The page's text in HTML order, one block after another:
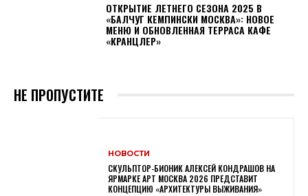
ОТКРЫТИЕ ЛЕТНЕГО СЕЗОНА 2025 В
«БАЛЧУГ КЕМПИНСКИ МОСКВА»: НОВОЕ
МЕНЮ И ОБНОВЛЕННАЯ ТЕРРАСА КАФЕ
«КРАНЦЛЕР»
НЕ ПРОПУСТИТЕ
НОВОСТИ
СКУЛЬПТОР-БИОНИК АЛЕКСЕЙ КОНДРАШОВ НА
ЯРМАРКЕ АРТ МОСКВА 2026 ПРЕДСТАВИТ
КОНЦЕПЦИЮ «АРХИТЕКТУРЫ ВЫЖИВАНИЯ»